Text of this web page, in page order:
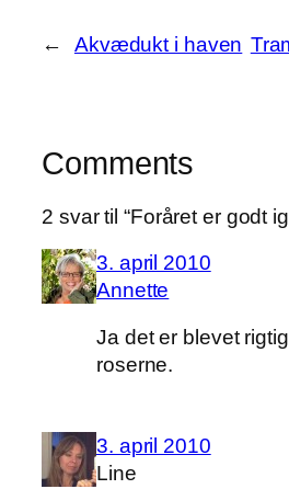
← Akvædukt i haven
Comments
2 svar til “Foråret er godt
3. april 2010
Annette
Ja det er blevet
roserne.
3. april 2010
Line